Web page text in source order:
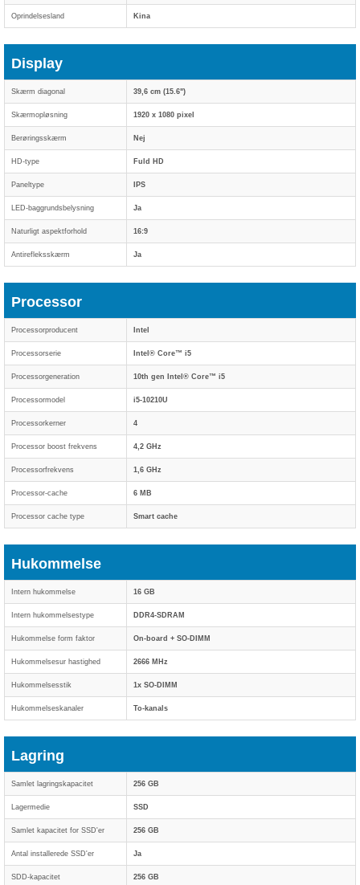
Oprindelsesland Kina
Display
Skærm diagonal 39,6 cm (15.6")
Skærmopløsning 1920 x 1080 pixel
Berøringsskærm Nej
HD-type Fuld HD
Paneltype IPS
LED-baggrundsbelysning Ja
Naturligt aspektforhold 16:9
Antirefleksskærm Ja
Processor
Processorproducent Intel
Processorserie Intel® Core™ i5
Processorgeneration 10th gen Intel® Core™ i5
Processormodel i5-10210U
Processorkerner 4
Processor boost frekvens 4,2 GHz
Processorfrekvens 1,6 GHz
Processor-cache 6 MB
Processor cache type Smart cache
Hukommelse
Intern hukommelse 16 GB
Intern hukommelsestype DDR4-SDRAM
Hukommelse form faktor On-board + SO-DIMM
Hukommelsesur hastighed 2666 MHz
Hukommelsesstik 1x SO-DIMM
Hukommelseskanaler To-kanals
Lagring
Samlet lagringskapacitet 256 GB
Lagermedie SSD
Samlet kapacitet for SSD'er 256 GB
Antal installerede SSD'er Ja
SDD-kapacitet 256 GB